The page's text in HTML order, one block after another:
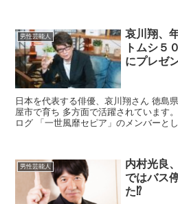
男性芸能人
哀川翔、
トムシ５
にプレゼ
日本を代表する俳優、哀川翔さん 徳島
屋市で育ち 多方面で活躍されています。 出典元：こいもうさぎの
ログ 「一世風靡セピア」のメンバーと
男性芸能人
内村光良
ではバス
た⁉